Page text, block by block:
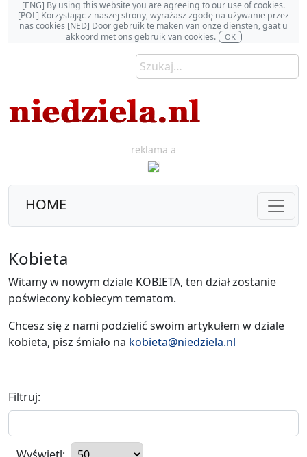
[ENG] By using this website you are agreeing to our use of cookies.
[POL] Korzystając z naszej strony, wyrażasz zgodę na używanie przez
nas cookies [NED] Door gebruik te maken van onze diensten, gaat u
akkoord met ons gebruik van cookies.
OK
reklama a
HOME
Kobieta
Witamy w nowym dziale KOBIETA, ten dział zostanie
poświecony kobiecym tematom.
Chcesz się z nami podzielić swoim artykułem w dziale
kobieta, pisz śmiało na kobieta@niedziela.nl
Filtruj: